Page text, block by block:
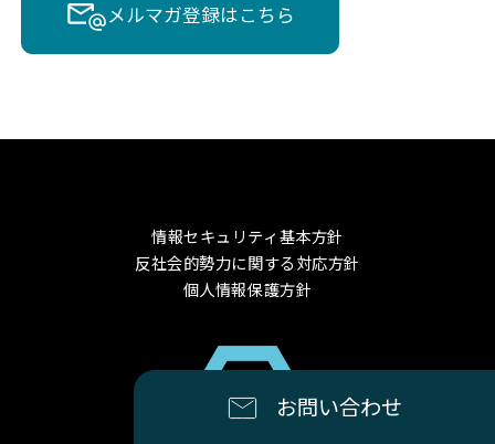
メルマガ登録はこちら
お問い合わせ
情報セキュリティ基本方針
反社会的勢力に関する対応方針
個人情報保護方針